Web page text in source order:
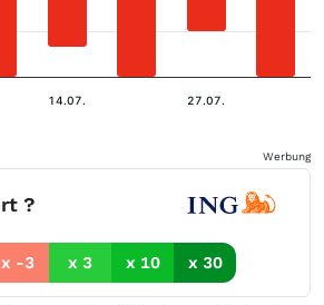
14.07. 27.07.
Werbung
?
x -3 x 3 x 10 x 30